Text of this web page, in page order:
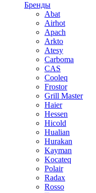
Бренды
Abat
Airhot
Apach
Arkto
Atesy
Carboma
CAS
Cooleq
Frostor
Grill Master
Haier
Hessen
Hicold
Hualian
Hurakan
Kayman
Kocateq
Polair
Radax
Rosso